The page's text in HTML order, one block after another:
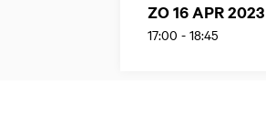
ZO 16 APR 2023
17:00 - 18:45